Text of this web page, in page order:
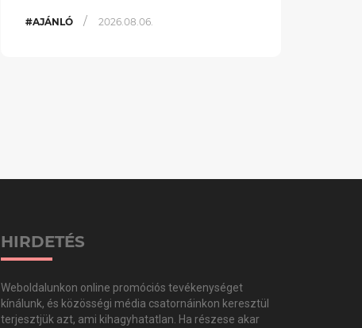
#AJÁNLÓ / 2026.08.06.
HIRDETÉS
Weboldalunkon online promóciós tevékenységet
kínálunk, és közösségi média csatornáinkon keresztül
terjesztjük azt, ami kihagyhatatlan. Ha részese akar